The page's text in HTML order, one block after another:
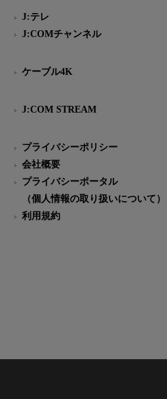
J:テレ
J:COMチャンネル
ケーブル4K
J:COM STREAM
プライバシーポリシー
会社概要
プライバシーポータル
（個人情報の取り扱いについて）
利用規約